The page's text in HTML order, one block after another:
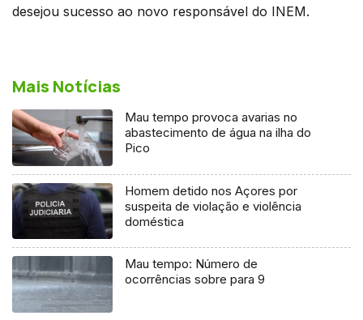
desejou sucesso ao novo responsável do INEM.
Mais Notícias
Mau tempo provoca avarias no
abastecimento de água na ilha do
Pico
Homem detido nos Açores por
suspeita de violação e violência
doméstica
Mau tempo: Número de
ocorrências sobre para 9